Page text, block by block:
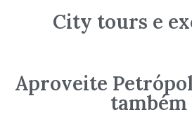
City tours e
Aproveite
também